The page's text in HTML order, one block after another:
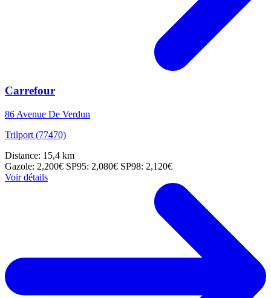
Carrefour
86 Avenue De Verdun
Trilport (77470)
Distance: 15,4 km
Gazole: 2,200€ SP95: 2,080€ SP98: 2,120€
Voir détails